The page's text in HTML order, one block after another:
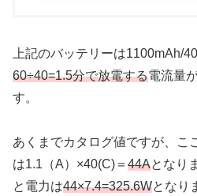
上記のバッテリーは1100mAh/
60÷40=1.5分で放電する電流量
す。
あくまでカタログ値ですが、こ
は1.1（A）×40(C)＝ 44Aとなり
と電力は44×7.4=325.6Wとなり